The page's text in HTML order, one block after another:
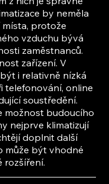
by neměla
protože
vzduchu bývá
zaměstnanců.
zařízení. V
i relativně nízká
telefonování, online
soustředění.
možnost budoucího
nejprve klimatizují
doplnit další
může být vhodné
rozšíření.